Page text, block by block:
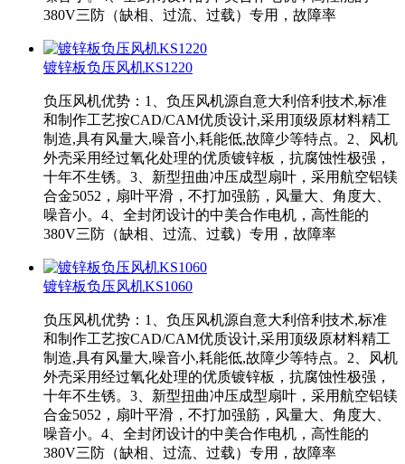
380V三防（缺相、过流、过载）专用，故障率
镀锌板负压风机KS1220
负压风机优势：1、负压风机源自意大利倍利技术,标准
和制作工艺按CAD/CAM优质设计,采用顶级原材料精工
制造,具有风量大,噪音小,耗能低,故障少等特点。2、风机
外壳采用经过氧化处理的优质镀锌板，抗腐蚀性极强，
十年不生锈。3、新型扭曲冲压成型扇叶，采用航空铝镁
合金5052，扇叶平滑，不打加强筋，风量大、角度大、
噪音小。4、全封闭设计的中美合作电机，高性能的
380V三防（缺相、过流、过载）专用，故障率
镀锌板负压风机KS1060
负压风机优势：1、负压风机源自意大利倍利技术,标准
和制作工艺按CAD/CAM优质设计,采用顶级原材料精工
制造,具有风量大,噪音小,耗能低,故障少等特点。2、风机
外壳采用经过氧化处理的优质镀锌板，抗腐蚀性极强，
十年不生锈。3、新型扭曲冲压成型扇叶，采用航空铝镁
合金5052，扇叶平滑，不打加强筋，风量大、角度大、
噪音小。4、全封闭设计的中美合作电机，高性能的
380V三防（缺相、过流、过载）专用，故障率